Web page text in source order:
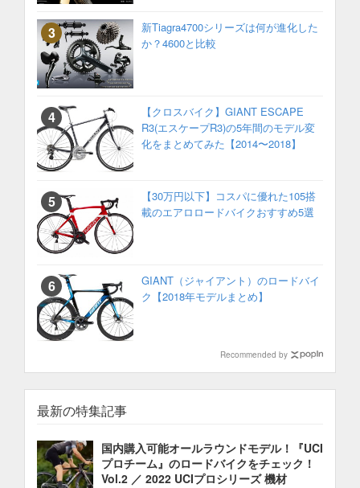
新Tiagra4700シリーズは何が進化した
か？4600と比較
【クロスバイク】GIANT ESCAPE
R3(エスケープR3)の5年間のモデル変
化をまとめてみた【2014〜2018】
【30万円以下】コスパに優れた105搭
載のエアロロードバイクおすすめ5選
GIANT（ジャイアント）のロードバイ
ク【2018年モデルまとめ】
Recommended by
最新の特集記事
国内購入可能オールラウンドモデル！『UCI
プロチーム』のロードバイクをチェック！
Vol.2 ／ 2022 UCIプロシリーズ 機材